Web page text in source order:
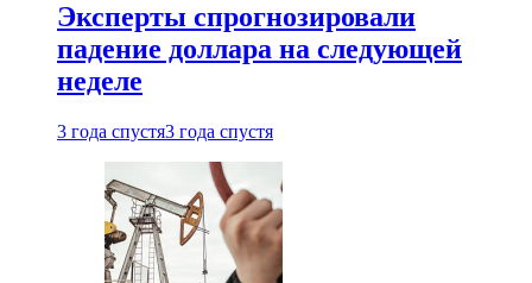
Эксперты спрогнозировали
падение доллара на следующей
неделе
3 года спустя3 года спустя